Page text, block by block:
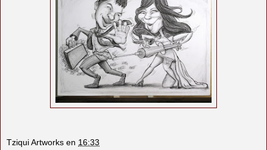
Tziqui Artworks en 16:33